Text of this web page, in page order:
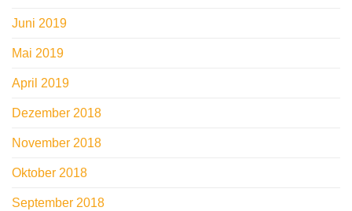
Juni 2019
Mai 2019
April 2019
Dezember 2018
November 2018
Oktober 2018
September 2018